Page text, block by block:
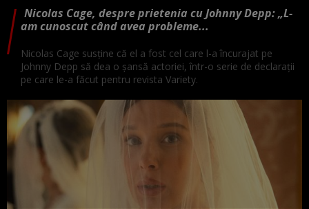
Nicolas Cage, despre prietenia cu Johnny Depp: „L-
am cunoscut când avea probleme...
Nicolas Cage susține că el a fost cel care l-a încurajat pe
Johnny Depp să dea o șansă actoriei, într-o serie de declarații
pe care le-a făcut pentru revista Variety.